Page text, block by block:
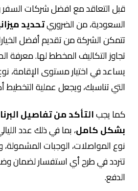
قبل التعاقد مع افضل شركات
السعودية، من الضروريتحديد
تتمكن الشركة من تقديم أفضل
تجاوز التكاليف المخطط لها. معرفة
يساعد في اختيار مستوى الإقامة،
التي تناسبك، ويجعل عملية التخطيط
كما يجبالتأكد من تفاصيل
بشكل كامل، بما في ذلك عدد
نوع المواصلات، الوجبات المشمولة،
تتردد في طرح أي استفسار لضمان
الدفع.